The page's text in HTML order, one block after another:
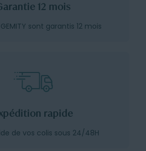
12 mois
sont garantis 12 mois
rapide
de vos colis sous 24/48H